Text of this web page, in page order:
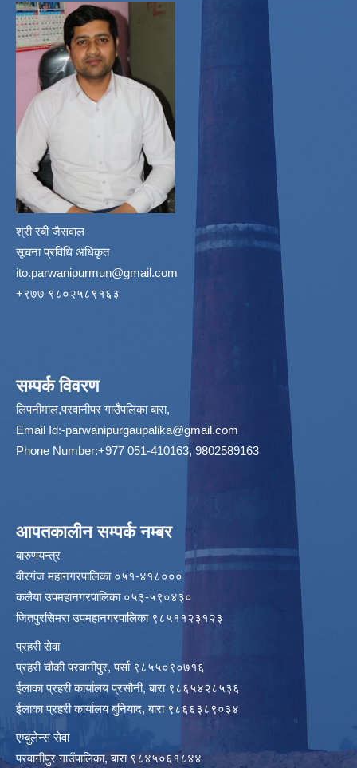
श्री रबी जैसवाल
सूचना प्रविधि अधिकृत
ito.parwanipurmun@gmail.com
‌+९७७ ९८०२५८९१६३
सम्पर्क विवरण
लिपनीमाल,परवानीपर गाउँपलिका बारा,
Email Id:-parwanipurgaupalika@gmail.com
Phone Number:+977 051-410163, 9802589163
आपतकालीन सम्पर्क नम्बर
बारुणयन्त्र
वीरगंज महानगरपालिका ०५१-४१८०००
कलैया उपमहानगरपालिका ०५३-५९०४३०
जितपुरसिमरा उपमहानगरपालिका ९८५११२३१२३
प्रहरी सेवा
प्रहरी चौकी परवानीपुर, पर्सा ९८५५०९०७१६
ईलाका प्रहरी कार्यालय प्रसौनी, बारा ९८६५४२८५३६
ईलाका प्रहरी कार्यालय बुनियाद, बारा ९८६६३८९०३४
एम्बुलेन्स सेवा
परवानीपुर गाउँपालिका, बारा ९८४५०६१८४४